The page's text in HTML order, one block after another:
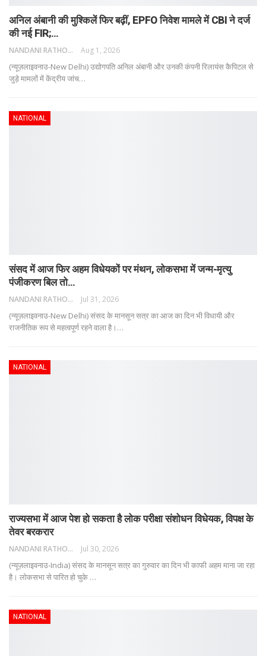
अनिल अंबानी की मुश्किलें फिर बढ़ीं, EPFO निवेश मामले में CBI ने दर्ज
की नई FIR;…
NANDANI RATHORE Aug 1, 2026
(न्यूज़लाइवनाउ-New Delhi) उद्योगपति अनिल अंबानी और उनकी कंपनी रिलायंस कैपिटल से
जुड़े मामलों में केंद्रीय जांच…
NATIONAL
संसद में आज फिर अहम विधेयकों पर मंथन, लोकसभा में जन्म-मृत्यु
पंजीकरण बिल तो…
NANDANI RATHORE Jul 31, 2026
(न्यूज़लाइवनाउ-New Delhi) संसद के मानसून सत्र का आज का दिन भी विधायी और
राजनीतिक रूप से महत्वपूर्ण रहने वाला है। …
NATIONAL
राज्यसभा में आज पेश हो सकता है लोक परीक्षा संशोधन विधेयक, विपक्ष के
तेवर बरकरार
NANDANI RATHORE Jul 30, 2026
(न्यूज़लाइवनाउ-India) संसद के मानसून सत्र का गुरुवार का दिन भी काफी अहम माना जा रहा
है। लोकसभा से पारित हो चुके …
NATIONAL